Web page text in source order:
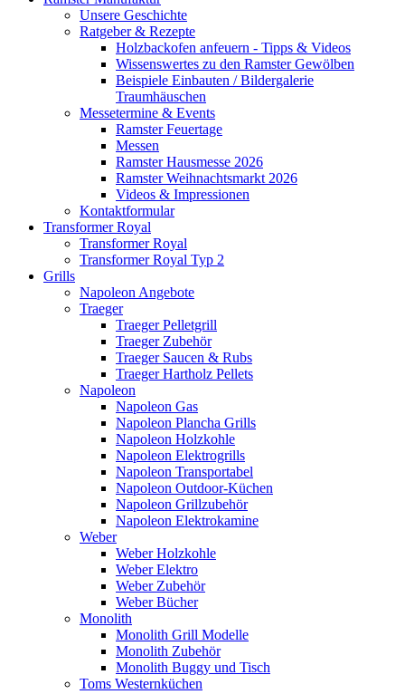
Unsere Geschichte
Ratgeber & Rezepte
Holzbackofen anfeuern - Tipps & Videos
Wissenswertes zu den Ramster Gewölben
Beispiele Einbauten / Bildergalerie
Traumhäuschen
Messetermine & Events
Ramster Feuertage
Messen
Ramster Hausmesse 2026
Ramster Weihnachtsmarkt 2026
Videos & Impressionen
Kontaktformular
Transformer Royal
Transformer Royal
Transformer Royal Typ 2
Grills
Napoleon Angebote
Traeger
Traeger Pelletgrill
Traeger Zubehör
Traeger Saucen & Rubs
Traeger Hartholz Pellets
Napoleon
Napoleon Gas
Napoleon Plancha Grills
Napoleon Holzkohle
Napoleon Elektrogrills
Napoleon Transportabel
Napoleon Outdoor-Küchen
Napoleon Grillzubehör
Napoleon Elektrokamine
Weber
Weber Holzkohle
Weber Elektro
Weber Zubehör
Weber Bücher
Monolith
Monolith Grill Modelle
Monolith Zubehör
Monolith Buggy und Tisch
Toms Westernküchen